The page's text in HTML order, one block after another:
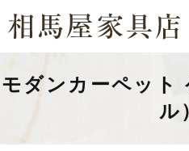
モダンカーペット
ル